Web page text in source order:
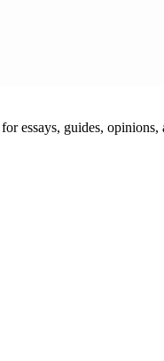
essays, guides,